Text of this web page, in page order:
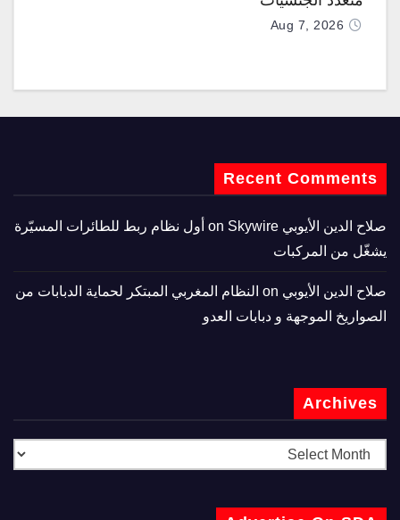
Aug 7, 2026
Recent Comments
صلاح الدين الأيوبي
Skywire أول نظام ربط للطائرات المسيّرة
يشغّل من المركبات
صلاح الدين الأيوبي
النظام المغربي المبتكر لحماية الدبابات من
الصواريخ الموجهة و دبابات العدو
Archives